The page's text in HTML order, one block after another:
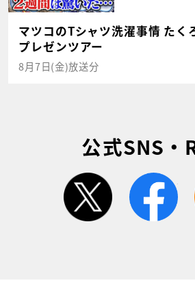
マツコのTシャツ洗濯事情 たく
プレゼンツアー
8月7日(金)放送分
公式SNS・
twitter